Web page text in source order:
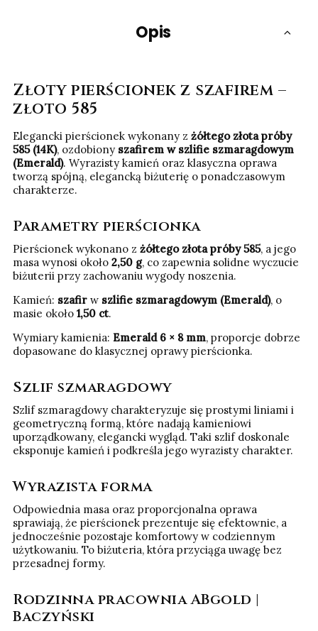
Opis
Złoty pierścionek z szafirem –
złoto 585
Elegancki pierścionek wykonany z żółtego złota próby
585 (14K), ozdobiony szafirem w szlifie szmaragdowym
(Emerald). Wyrazisty kamień oraz klasyczna oprawa
tworzą spójną, elegancką biżuterię o ponadczasowym
charakterze.
Parametry pierścionka
Pierścionek wykonano z żółtego złota próby 585, a jego
masa wynosi około 2,50 g, co zapewnia solidne wyczucie
biżuterii przy zachowaniu wygody noszenia.
Kamień: szafir w szlifie szmaragdowym (Emerald), o
masie około 1,50 ct.
Wymiary kamienia: Emerald 6 × 8 mm, proporcje dobrze
dopasowane do klasycznej oprawy pierścionka.
Szlif szmaragdowy
Szlif szmaragdowy charakteryzuje się prostymi liniami i
geometryczną formą, które nadają kamieniowi
uporządkowany, elegancki wygląd. Taki szlif doskonale
eksponuje kamień i podkreśla jego wyrazisty charakter.
Wyrazista forma
Odpowiednia masa oraz proporcjonalna oprawa
sprawiają, że pierścionek prezentuje się efektownie, a
jednocześnie pozostaje komfortowy w codziennym
użytkowaniu. To biżuteria, która przyciąga uwagę bez
przesadnej formy.
Rodzinna pracownia ABgold |
Baczyński